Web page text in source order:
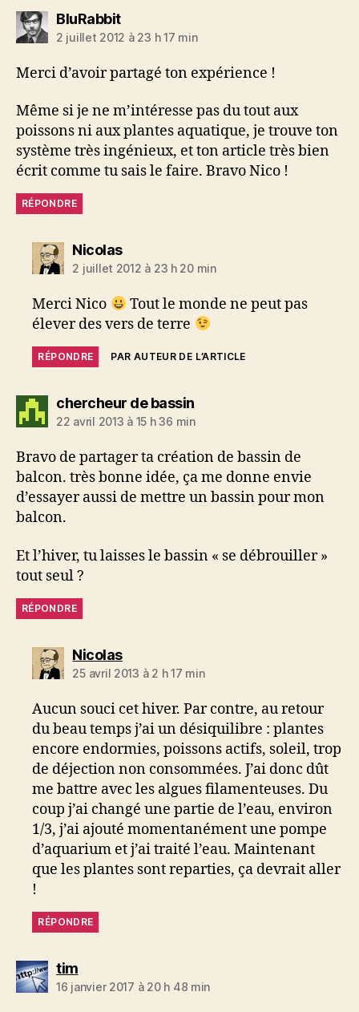
BluRabbitdit :
2 juillet 2012 à 23 h 17 min
Merci d’avoir partagé ton expérience !
Même si je ne m’intéresse pas du tout aux
poissons ni aux plantes aquatique, je trouve ton
système très ingénieux, et ton article très bien
écrit comme tu sais le faire. Bravo Nico !
RÉPONDRE
Nicolasdit :
2 juillet 2012 à 23 h 20 min
Merci Nico
Tout le monde ne peut pas
élever des vers de terre
RÉPONDRE PAR AUTEUR DE L’ARTICLE
chercheur de bassindit :
22 avril 2013 à 15 h 36 min
Bravo de partager ta création de bassin de
balcon. très bonne idée, ça me donne envie
d’essayer aussi de mettre un bassin pour mon
balcon.
Et l’hiver, tu laisses le bassin « se débrouiller »
tout seul ?
RÉPONDRE
Nicolasdit :
25 avril 2013 à 2 h 17 min
Aucun souci cet hiver. Par contre, au retour
du beau temps j’ai un désiquilibre : plantes
encore endormies, poissons actifs, soleil, trop
de déjection non consommées. J’ai donc dût
me battre avec les algues filamenteuses. Du
coup j’ai changé une partie de l’eau, environ
1/3, j’ai ajouté momentanément une pompe
d’aquarium et j’ai traité l’eau. Maintenant
que les plantes sont reparties, ça devrait aller
!
RÉPONDRE
timdit :
16 janvier 2017 à 20 h 48 min